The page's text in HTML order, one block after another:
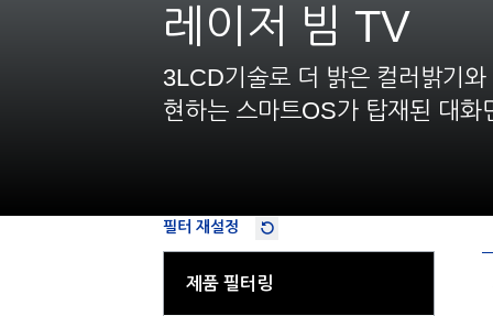
레이저 빔 TV
3LCD기술로 더 밝은 컬러밝기
현하는 스마트OS가 탑재된 대화
필터 재설정
제품 필터링